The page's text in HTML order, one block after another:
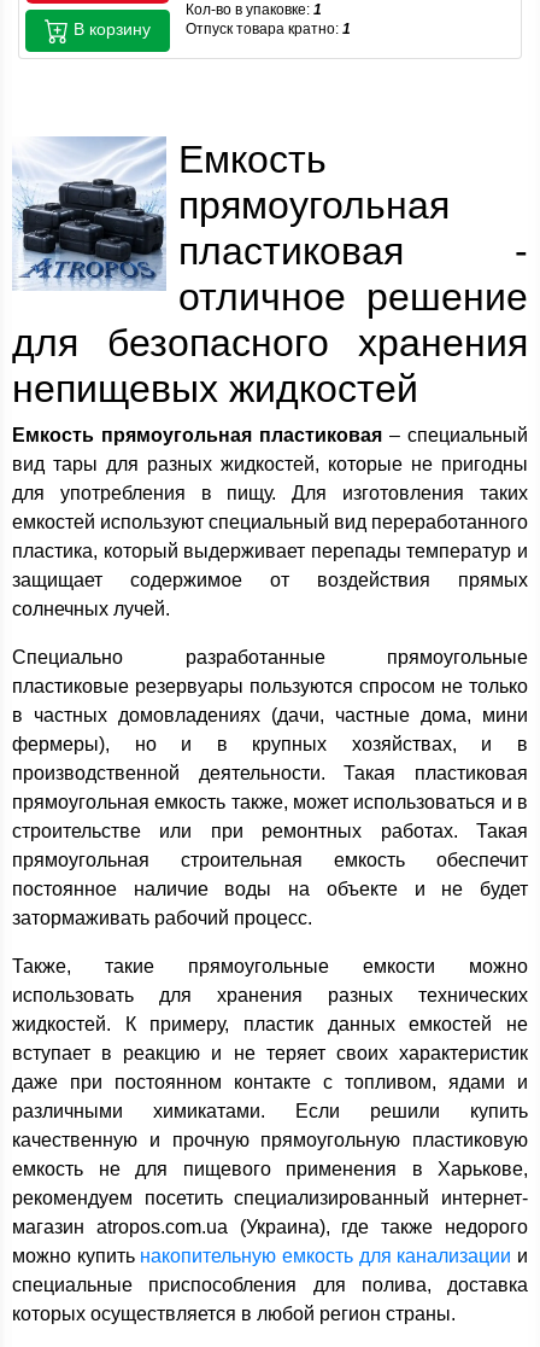
Кол-во в упаковке: 1
Отпуск товара кратно: 1
В корзину
Емкость
прямоугольная
пластиковая -
отличное решение
для безопасного хранения
непищевых жидкостей
Емкость прямоугольная пластиковая – специальный
вид тары для разных жидкостей, которые не пригодны
для употребления в пищу. Для изготовления таких
емкостей используют специальный вид переработанного
пластика, который выдерживает перепады температур и
защищает содержимое от воздействия прямых
солнечных лучей.
Специально разработанные прямоугольные
пластиковые резервуары пользуются спросом не только
в частных домовладениях (дачи, частные дома, мини
фермеры), но и в крупных хозяйствах, и в
производственной деятельности. Такая пластиковая
прямоугольная емкость также, может использоваться и в
строительстве или при ремонтных работах. Такая
прямоугольная строительная емкость обеспечит
постоянное наличие воды на объекте и не будет
затормаживать рабочий процесс.
Также, такие прямоугольные емкости можно
использовать для хранения разных технических
жидкостей. К примеру, пластик данных емкостей не
вступает в реакцию и не теряет своих характеристик
даже при постоянном контакте с топливом, ядами и
различными химикатами. Если решили купить
качественную и прочную прямоугольную пластиковую
емкость не для пищевого применения в Харькове,
рекомендуем посетить специализированный интернет-
магазин atropos.com.ua (Украина), где также недорого
можно купить накопительную емкость для канализации и
специальные приспособления для полива, доставка
которых осуществляется в любой регион страны.